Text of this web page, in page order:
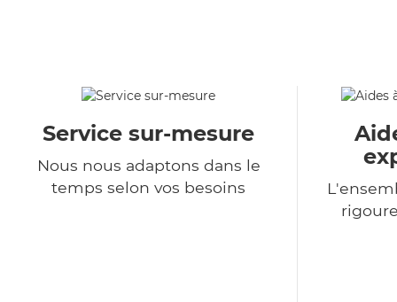
Service sur-mesure
Nous nous adaptons dans le
temps selon vos besoins